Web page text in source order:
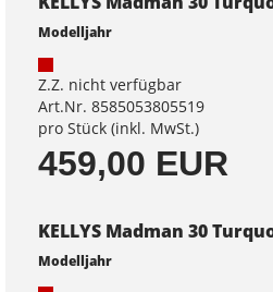
Modelljahr
Z.Z. nicht verfügbar
Art.Nr. 8585053805519
pro Stück (inkl. MwSt.)
459,00 EUR
KELLYS Madman 30
Modelljahr